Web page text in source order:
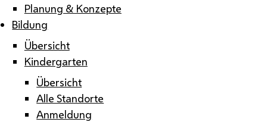
Planung & Konzepte
Bildung
Übersicht
Kindergarten
Übersicht
Alle Standorte
Anmeldung